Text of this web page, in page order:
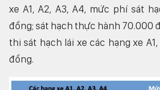
xe A1, A2, A3, A4, mức phí sát
đồng; sát hạch thực hành 70.000
thi sát hạch lái xe các hạng xe
đồng.